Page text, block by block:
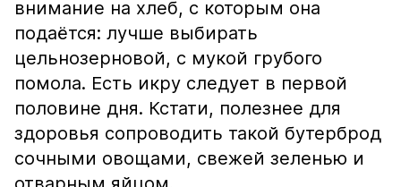
внимание на хлеб, с которым она
подаётся: лучше выбирать
цельнозерновой, с мукой грубого
помола. Есть икру следует в первой
половине дня. Кстати, полезнее для
здоровья сопроводить такой бутерброд
сочными овощами, свежей зеленью и